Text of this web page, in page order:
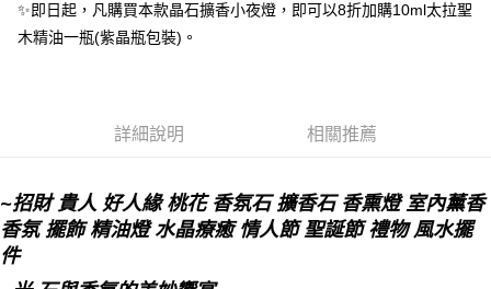
7-11取貨付款
每筆NT$80，滿NT$3,000(含以上)免運費
每筆NT$80，滿NT$3,000(含以上)免運費
每筆NT$80，滿NT$3,000(含以上)免運費
付款後門市自取
免運費
✨即日起，凡購買本款晶石擴香小夜燈，即可以8折加購10ml太拉聖
木精油一瓶(紫晶瓶包裝)。
詳細說明 相關推薦
~招財 貴人 好人緣 桃花 香氛石 擴香石 香熏燈 室內薰香
香氛 擺飾 精油燈 水晶療癒 情人節 聖誕節 禮物 風水擺
件